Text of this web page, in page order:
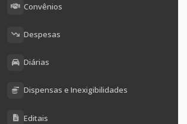
Convênios
Despesas
Diárias
Dispensas e Inexigibilidades
Editais